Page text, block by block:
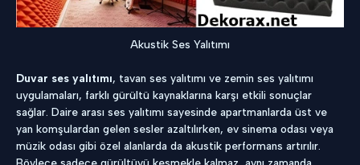
Akustik Ses Yalıtımı
Duvar ses yalıtımı, tavan ses yalıtımı ve zemin ses yalıtımı
uygulamaları, farklı gürültü kaynaklarına karşı etkili sonuçlar
sağlar. Daire arası ses yalıtımı sayesinde apartmanlarda üst ve
yan komşulardan gelen sesler azaltılırken, ev sinema odası veya
müzik odası gibi özel alanlarda da akustik performans artırılır.
Böylece sadece gürültüyü kesmekle kalmaz, aynı zamanda